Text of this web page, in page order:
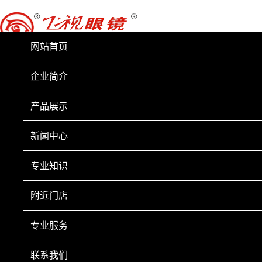
网站首页
企业简介
产品展示
新闻中心
专业知识
附近门店
专业服务
联系我们